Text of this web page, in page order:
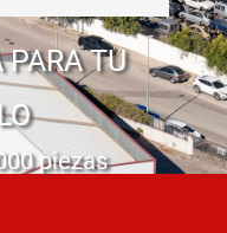
PARA TU
piezas